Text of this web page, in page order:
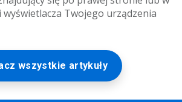
wyświetlacza Twojego urządzenia
wszystkie artykuły